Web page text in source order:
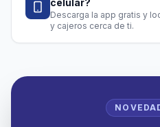
celular?
Descarga la app gratis y
y cajeros cerca de ti.